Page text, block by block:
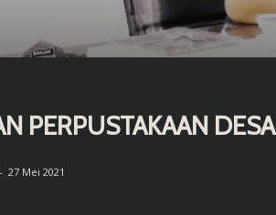
PERPUSTAKAAN DESA
- 27 Mei 2021